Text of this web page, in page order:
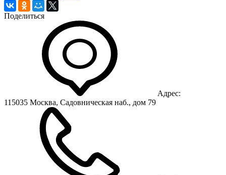
Поделиться
Адрес:
115035 Москва, Садовническая наб., дом 79